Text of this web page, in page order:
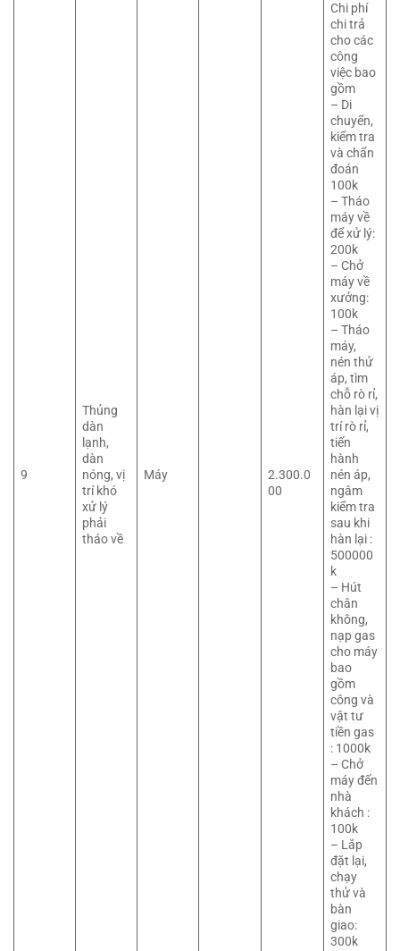
9
Thủng
dàn
lạnh,
dàn
nóng, vị
trí khó
xử lý
phải
tháo về
Máy
2.300.0
00
Chi phí
chi trả
cho các
công
việc bao
gồm
– Di
chuyển,
kiểm tra
và chẩn
đoán
100k
– Tháo
máy về
để xử lý:
200k
– Chở
máy về
xưởng:
100k
– Tháo
máy,
nén thử
áp, tìm
chỗ rò rỉ,
hàn lại vị
trí rò rỉ,
tiến
hành
nén áp,
ngâm
kiểm tra
sau khi
hàn lại :
500000
k
– Hút
chân
không,
nạp gas
cho máy
bao
gồm
công và
vật tư
tiền gas
: 1000k
– Chở
máy đến
nhà
khách :
100k
– Lắp
đặt lại,
chạy
thử và
bàn
giao:
300k